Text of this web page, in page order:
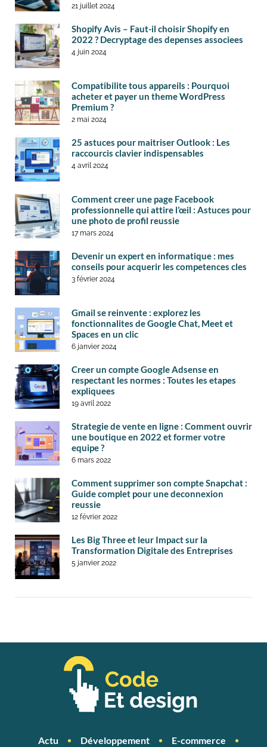
21 juillet 2024
Shopify Avis – Faut-il choisir Shopify en
2022 ? Decryptage des depenses associees
4 juin 2024
Compatibilite tous appareils : Pourquoi
acheter et payer un theme WordPress
Premium ?
2 mai 2024
25 astuces pour maitriser Outlook : Les
raccourcis clavier indispensables
4 avril 2024
Comment creer une page Facebook
professionnelle qui attire l’œil : Astuces pour
une photo de profil reussie
17 mars 2024
Devenir un expert en informatique : mes
conseils pour acquerir les competences cles
3 février 2024
Gmail se reinvente : explorez les
fonctionnalites de Google Chat, Meet et
Spaces en un clic
6 janvier 2024
Creer un compte Google Adsense en
respectant les normes : Toutes les etapes
expliquees
19 avril 2022
Strategie de vente en ligne : Comment ouvrir
une boutique en 2022 et former votre
equipe ?
6 mars 2022
Comment supprimer son compte Snapchat :
Guide complet pour une deconnexion
reussie
12 février 2022
Les Big Three et leur Impact sur la
Transformation Digitale des Entreprises
5 janvier 2022
Actu Développement E-commerce